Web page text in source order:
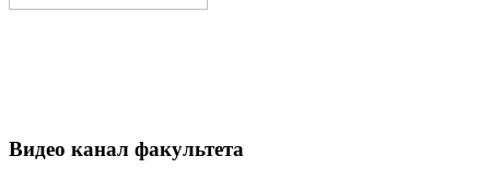
Видео канал факультета